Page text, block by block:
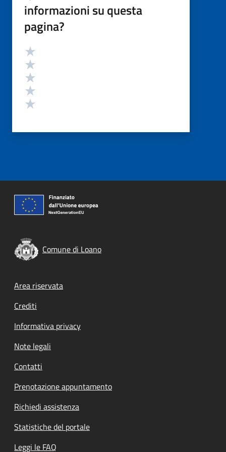
informazioni su questa
pagina?
Valutazione
Comune di Loano
Footer menu
Area riservata
Crediti
Informativa privacy
Note legali
Contatti
Prenotazione appuntamento
Richiedi assistenza
Statistiche del portale
Leggi le FAQ